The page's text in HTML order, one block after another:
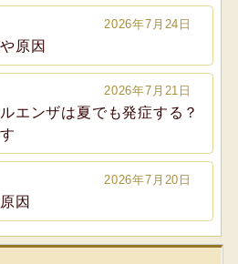
2026年7月24日
原因
2026年7月21日
エンザは夏でも発症する？
2026年7月20日
因